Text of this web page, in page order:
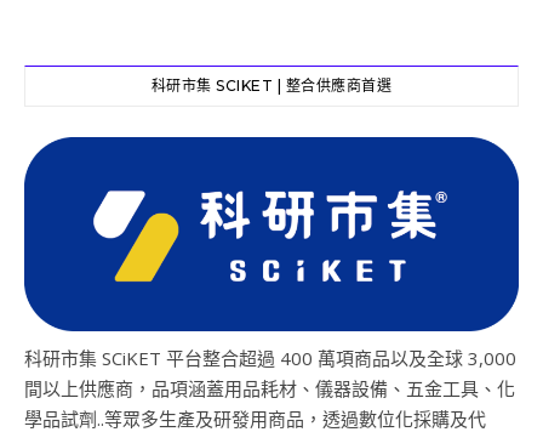
科研市集 SCIKET | 整合供應商首選
科研市集 SCiKET 平台整合超過 400 萬項商品以及全球 3,000
間以上供應商，品項涵蓋用品耗材、儀器設備、五金工具、化
學品試劑..等眾多生產及研發用商品，透過數位化採購及代